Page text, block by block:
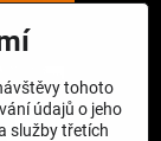
tohoto
údajů o jeho
služby třetích